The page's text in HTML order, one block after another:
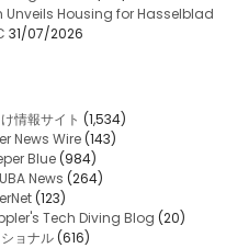
Housing for Hasselblad
31/07/2026
情報サイト (1,534)
News Wire (143)
Blue (984)
News (264)
(123)
Tech Diving Blog (20)
ョナル (616)